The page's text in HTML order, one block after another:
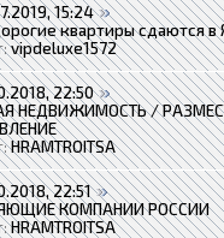
15:24
квартиры сдаются в
vipdeluxe1572
22:50
НЕДВИЖИМОСТЬ /
HRAMTROITSA
22:51
КОМПАНИИ РОССИИ
HRAMTROITSA